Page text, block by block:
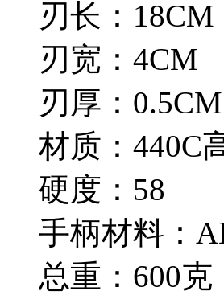
刃长：18CM
刃宽：4CM
刃厚：
材质：440C
硬度：58
手柄材料：
总重：600